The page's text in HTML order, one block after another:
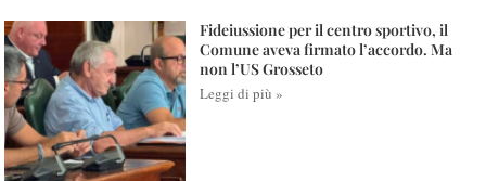
Fideiussione per il centro sportivo, il
Comune aveva firmato l’accordo. Ma
non l’US Grosseto
Leggi di più »